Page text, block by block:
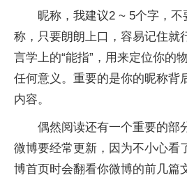
昵称，我建议2 ~ 5个字，
称，只要朗朗上口，容易记住就
言学上的“能指”，用来定位你的
任何意义。重要的是你的昵称背
内容。
偶然阅读还有一个重要的部
微博要经常更新，因为不小心看
博首页时会翻看你微博的前几篇